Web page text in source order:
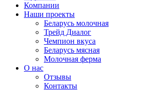
Компании
Наши проекты
Беларусь молочная
Трейд Диалог
Чемпион вкуса
Беларусь мясная
Молочная ферма
О нас
Отзывы
Контакты